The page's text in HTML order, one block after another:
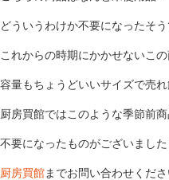
どういうわけか不要になったそう
これからの時期にかかせないこの
容量もちょうどいいサイズで売れ
厨房買館ではこのような季節前
不要になったものがございました
厨房買館までお問い合わせくださ